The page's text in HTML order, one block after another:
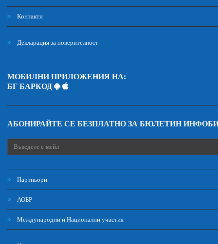
Контакти
Декларация за поверителност
МОБИЛНИ ПРИЛОЖЕНИЯ НА:
БГ БАРКОД
АБОНИРАЙТЕ СЕ БЕЗПЛАТНО ЗА БЮЛЕТИН
Партньори
АОБР
Международни и Национални участия